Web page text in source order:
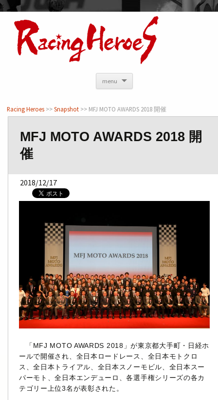
<
menu
Racing Heroes >>Snapshot >> MFJ MOTO AWARDS 2018 開催
MFJ MOTO AWARDS 2018 開
催
2018/12/17
「MFJ MOTO AWARDS 2018」が東京都大手町・日経ホ
ールで開催され、全日本ロードレース、全日本モトクロ
ス、全日本トライアル、全日本スノーモビル、全日本スー
パーモト、全日本エンデューロ、各選手権シリーズの各カ
テゴリー上位3名が表彰された。